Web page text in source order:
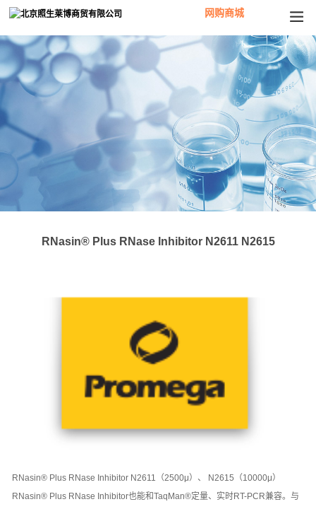
网购商城
RNasin® Plus RNase Inhibitor N2611 N2615
RNasin® Plus RNase Inhibitor N2611（2500μ）、 N2615（10000μ）
RNasin® Plus RNase Inhibitor也能和TaqMan®定量、实时RT-PCR兼容。 与